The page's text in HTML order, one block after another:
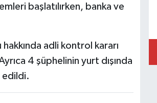
başlatılırken, banka ve
adli kontrol kararı
4 şüphelinin yurt dışında
edildi.